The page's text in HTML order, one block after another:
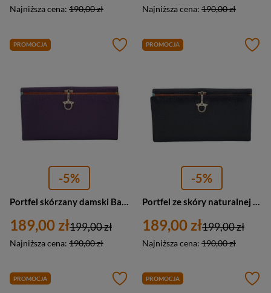
Najniższa cena: 190,00 zł Najniższa cena: 190,00 zł
PROMOCJA
-5%
189,00 zł
Najniższa cena: 190,00 zł
199,00 zł
PROMOCJA
-5%
189,00 zł
Najniższa cena: 190,00 zł
199,00 zł
PROMOCJA PROMOCJA